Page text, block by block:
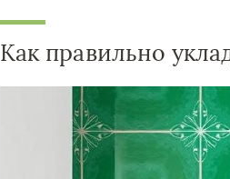
Как правильно